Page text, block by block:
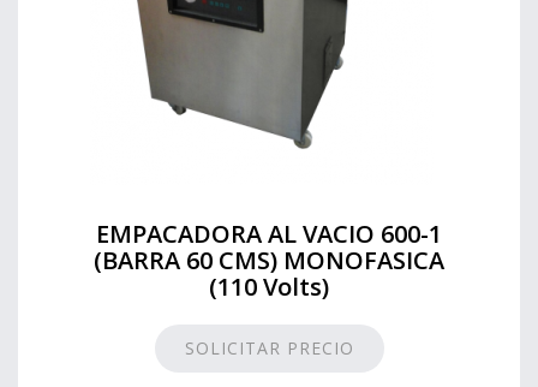
EMPACADORA AL VACIO 600-1
(BARRA 60 CMS) MONOFASICA
(110 Volts)
SOLICITAR PRECIO